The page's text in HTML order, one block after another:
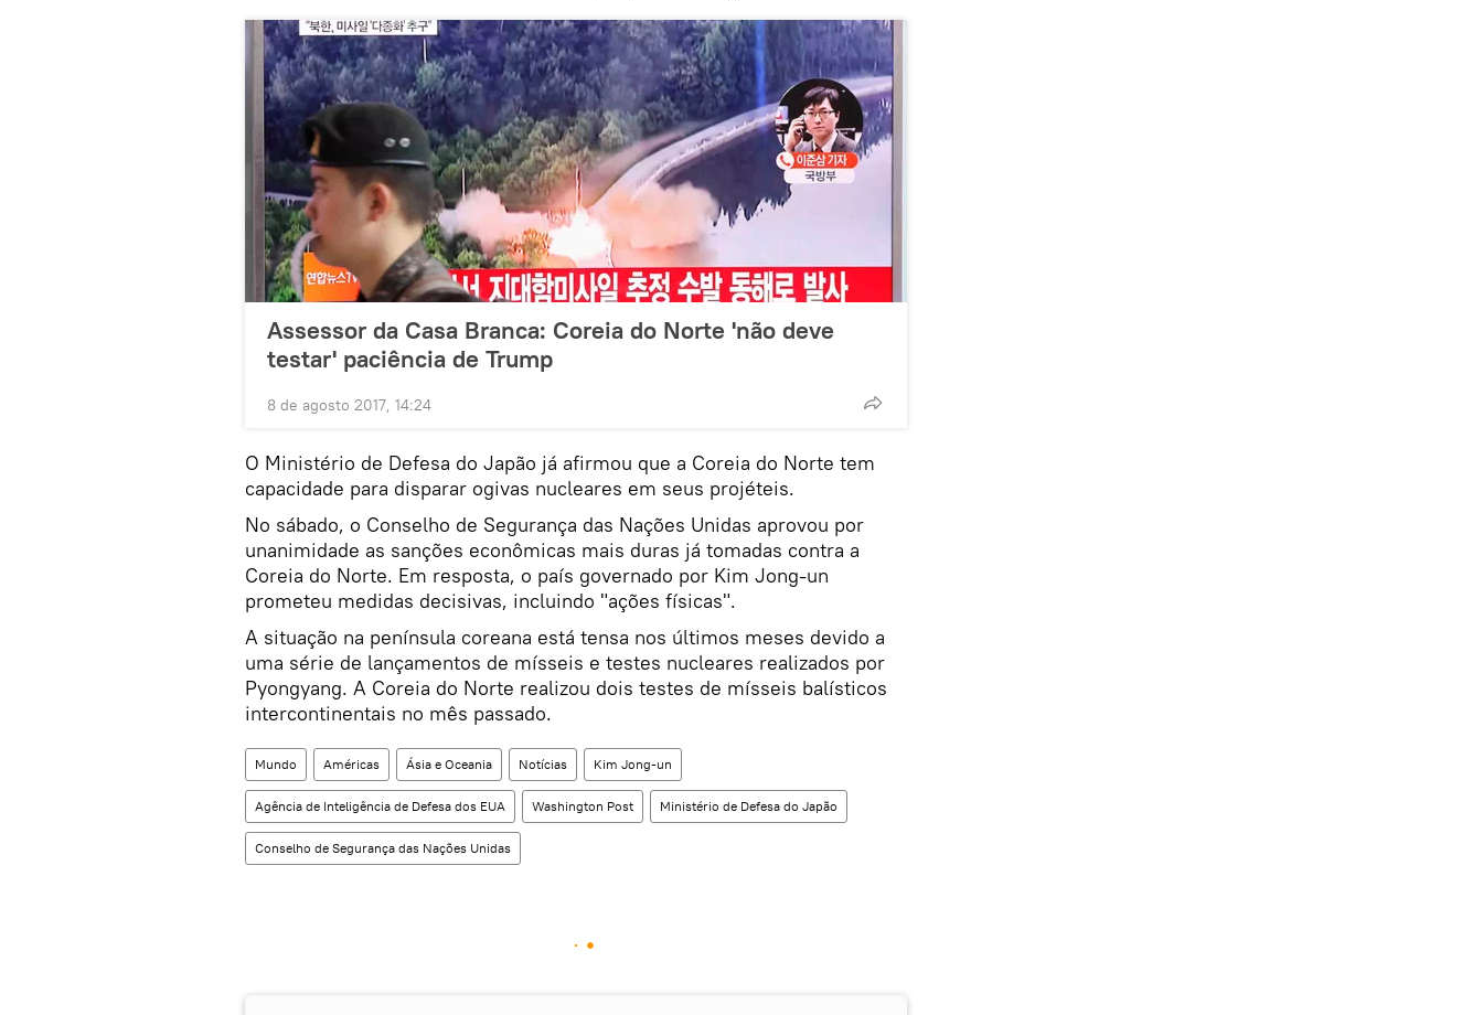
Assessor da Casa Branca: Coreia do Norte 'não deve
testar' paciência de Trump
8 de agosto 2017, 14:24
O Ministério de Defesa do Japão já afirmou que a Coreia do Norte tem
capacidade para disparar ogivas nucleares em seus projéteis.
No sábado, o Conselho de Segurança das Nações Unidas aprovou por
unanimidade as sanções econômicas mais duras já tomadas contra a
Coreia do Norte. Em resposta, o país governado por Kim Jong-un
prometeu medidas decisivas, incluindo "ações físicas".
A situação na península coreana está tensa nos últimos meses devido a
uma série de lançamentos de mísseis e testes nucleares realizados por
Pyongyang. A Coreia do Norte realizou dois testes de mísseis balísticos
intercontinentais no mês passado.
Mundo Américas Ásia e Oceania Notícias Kim Jong-un
Agência de Inteligência de Defesa dos EUA Washington Post Ministério de Defesa do Japão
Conselho de Segurança das Nações Unidas